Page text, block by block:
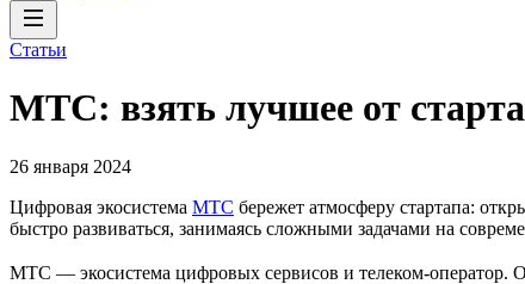
Статьи
МТС: взять лучшее от
26 января 2024
Цифровая экосистема МТС бережет атмосферу стартапа:
быстро развиваться, занимаясь сложными задачами на
МТС — экосистема цифровых сервисов и телеком-оператор.